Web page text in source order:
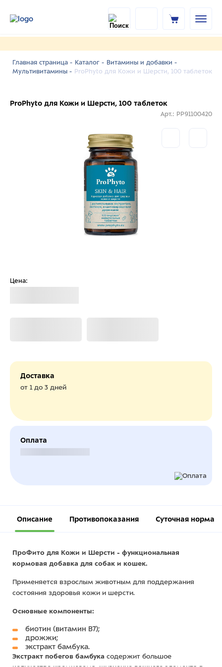
Главная страница - Каталог - Витамины и добавки -
Мультивитамины - ProPhyto для Кожи и Шерсти, 100 таблеток
ProPhyto для Кожи и Шерсти, 100 таблеток
Арт.: PP91100420
Цена:
Доставка
от 1 до 3 дней
Оплата
Описание Противопоказания Суточная норма
ПроФито для Кожи и Шерсти - функциональная
кормовая добавка для собак и кошек.
Применяется взрослым животным для поддержания
состояния здоровья кожи и шерсти.
Основные компоненты:
биотин (витамин В7);
дрожжи;
экстракт бамбука.
Экстракт побегов бамбука содержит большое